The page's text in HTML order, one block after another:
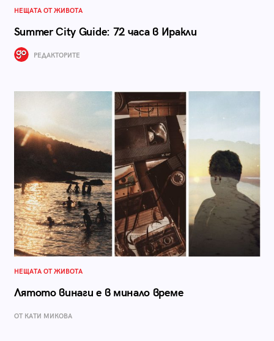
НЕЩАТА ОТ ЖИВОТА
Summer City Guide: 72 часа в Иракли
РЕДАКТОРИТЕ
НЕЩАТА ОТ ЖИВОТА
Лятото винаги е в минало време
ОТ КАТИ МИКОВА